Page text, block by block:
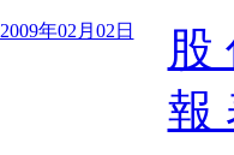
2009年02月02日
股
報